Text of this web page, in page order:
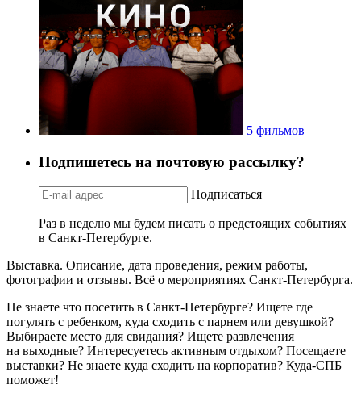
5 фильмов
Подпишетесь на почтовую рассылку?
Подписаться
Раз в неделю мы будем писать о предстоящих событиях
в Санкт-Петербурге.
Выставка. Описание, дата проведения, режим работы,
фотографии и отзывы. Всё о мероприятиях Санкт-Петербурга.
Не знаете что посетить в Санкт-Петербурге? Ищете где
погулять с ребенком, куда сходить с парнем или девушкой?
Выбираете место для свидания? Ищете развлечения
на выходные? Интересуетесь активным отдыхом? Посещаете
выставки? Не знаете куда сходить на корпоратив? Куда-СПБ
поможет!